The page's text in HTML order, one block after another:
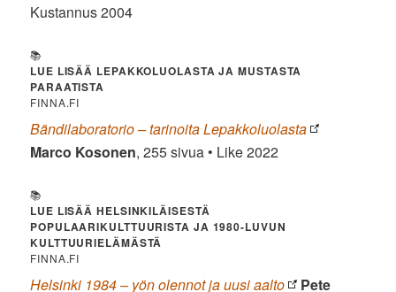
Kustannus 2004
📚
LUE LISÄÄ LEPAKKOLUOLASTA JA MUSTASTA
PARAATISTA
FINNA.FI
Bändilaboratorio – tarinoita Lepakkoluolasta
Marco Kosonen, 255 sivua • Like 2022
📚
LUE LISÄÄ HELSINKILÄISESTÄ
POPULAARIKULTTUURISTA JA 1980-LUVUN
KULTTUURIELÄMÄSTÄ
FINNA.FI
Helsinki 1984 – yön olennot ja uusi aalto
Pete